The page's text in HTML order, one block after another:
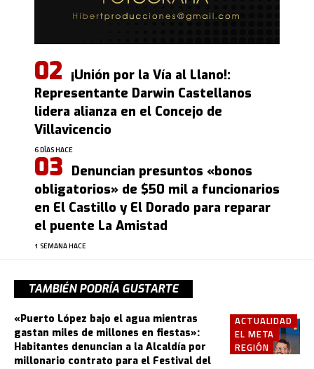
¡Unión por la Vía al Llano!:
Representante Darwin Castellanos
lidera alianza en el Concejo de
Villavicencio
6 DÍAS HACE
Denuncian presuntos «bonos
obligatorios» de $50 mil a funcionarios
en El Castillo y El Dorado para reparar
el puente La Amistad
1 SEMANA HACE
TAMBIÉN PODRÍA GUSTARTE
ACTUALIDAD
EL META
REGIÓN
«Puerto López bajo el agua mientras
gastan miles de millones en fiestas»:
Habitantes denuncian a la Alcaldía por
millonario contrato para el Festival del